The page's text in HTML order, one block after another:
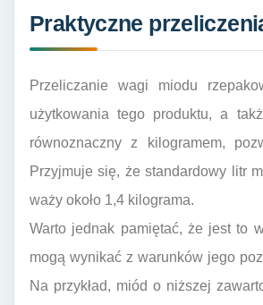
Praktyczne
Przeliczanie wagi miodu
użytkowania tego produktu, a
równoznaczny z kilogramem,
Przyjmuje się, że standardowy litr
waży około 1,4 kilograma.
Warto jednak pamiętać, że jest to
mogą wynikać z warunków jego
Na przykład, miód o niższej